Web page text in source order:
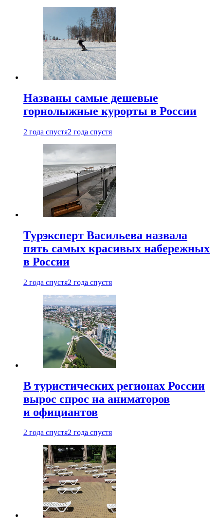
Названы самые дешевые
горнолыжные курорты в России
2 года спустя2 года спустя
Турэксперт Васильева назвала
пять самых красивых набережных
в России
2 года спустя2 года спустя
В туристических регионах России
вырос спрос на аниматоров
и официантов
2 года спустя2 года спустя